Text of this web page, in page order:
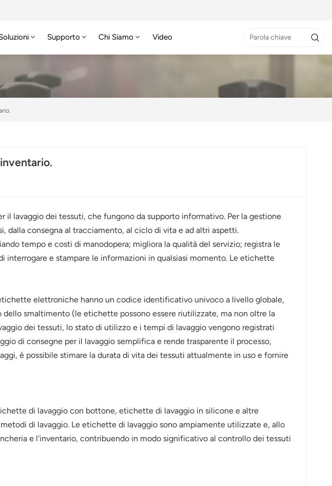
Supporto Chi Siamo Video
lavaggio dei tessuti, che fungono da supporto informativo. Per la gestione
consegna al tracciamento, al ciclo di vita e ad altri aspetti.
tempo e costi di manodopera; migliora la qualità del servizio; registra le
e stampare le informazioni in qualsiasi momento. Le etichette
elettroniche hanno un codice identificativo univoco a livello globale,
smaltimento (le etichette possono essere riutilizzate, ma non oltre la
dei tessuti, lo stato di utilizzo e i tempi di lavaggio vengono registrati
di consegne per il lavaggio semplifica e rende trasparente il processo,
è possibile stimare la durata di vita dei tessuti attualmente in uso e fornire
di lavaggio con bottone, etichette di lavaggio in silicone e altre
di lavaggio. Le etichette di lavaggio sono ampiamente utilizzate e, allo
e l'inventario, contribuendo in modo significativo al controllo dei tessuti